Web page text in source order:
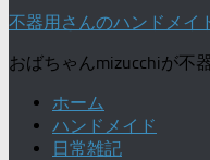
不器用さんのハンドメイ
おばちゃんmizucchiが不
ホーム
ハンドメイド
日常雑記